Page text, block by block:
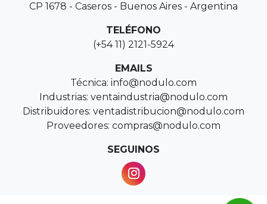
CP 1678 - Caseros - Buenos Aires - Argentina
TELÉFONO
(+54 11) 2121-5924
EMAILS
Técnica: info@nodulo.com
Industrias: ventaindustria@nodulo.com
Distribuidores: ventadistribucion@nodulo.com
Proveedores: compras@nodulo.com
SEGUINOS